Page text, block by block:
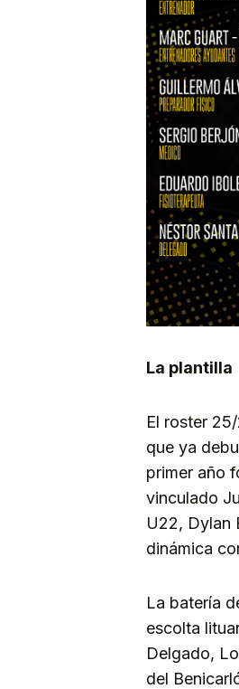
La plantilla
El roster
que ya
primer año
vinculado
U22, Dylan
dinámica
La batería
escolta
Delgado,
del